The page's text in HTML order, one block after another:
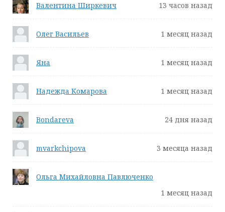
Валентина Ширкевич 13 часов назад
Олег Васильев 1 месяц назад
Яна 1 месяц назад
Надежда Комарова 1 месяц назад
Bondareva 24 дня назад
mvarkchipova 3 месяца назад
Ольга Михайловна Павлюченко
1 месяц назад